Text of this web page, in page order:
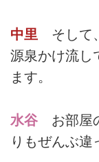
中里 そして
源泉かけ流し
ます。
水谷 お部屋
りもぜんぶ違